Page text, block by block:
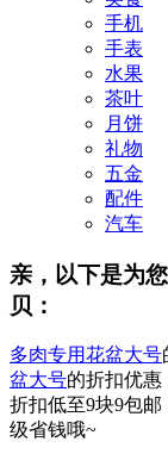
手机
手表
水果
茶叶
月饼
礼物
五金
配件
汽车
亲，以下是为
贝：
多肉专用花盆大号
盆大号的折扣优惠
折扣低至9块9包邮
级省钱哦~